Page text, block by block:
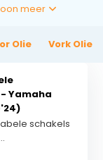
meer
Olie Vork Olie
Yamaha
schakels